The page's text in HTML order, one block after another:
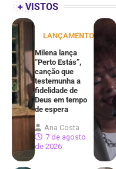
+ VISTOS
LANÇAMENTOS
Milena lança
“Perto Estás”,
canção que
testemunha a
fidelidade de
Deus em tempo
de espera
Ana Costa
7 de agosto
de 2026